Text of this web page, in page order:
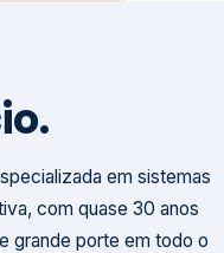
em sistemas
com quase 30 anos
grande porte em todo o